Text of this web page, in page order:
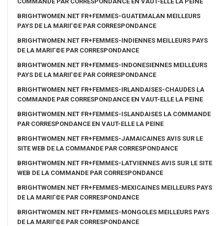
BRIGHTWOMEN.NET FR+FEMMES-GUATEMALAN MEILLEURS
PAYS DE LA MARIГ©E PAR CORRESPONDANCE
BRIGHTWOMEN.NET FR+FEMMES-INDIENNES MEILLEURS PAYS
DE LA MARIГ©E PAR CORRESPONDANCE
BRIGHTWOMEN.NET FR+FEMMES-INDONESIENNES MEILLEURS
PAYS DE LA MARIГ©E PAR CORRESPONDANCE
BRIGHTWOMEN.NET FR+FEMMES-IRLANDAISES-CHAUDES LA
COMMANDE PAR CORRESPONDANCE EN VAUT-ELLE LA PEINE
BRIGHTWOMEN.NET FR+FEMMES-ISLANDAISES LA COMMANDE
PAR CORRESPONDANCE EN VAUT-ELLE LA PEINE
BRIGHTWOMEN.NET FR+FEMMES-JAMAICAINES AVIS SUR LE
SITE WEB DE LA COMMANDE PAR CORRESPONDANCE
BRIGHTWOMEN.NET FR+FEMMES-LATVIENNES AVIS SUR LE SITE
WEB DE LA COMMANDE PAR CORRESPONDANCE
BRIGHTWOMEN.NET FR+FEMMES-MEXICAINES MEILLEURS PAYS
DE LA MARIГ©E PAR CORRESPONDANCE
BRIGHTWOMEN.NET FR+FEMMES-MONGOLES MEILLEURS PAYS
DE LA MARIГ©E PAR CORRESPONDANCE